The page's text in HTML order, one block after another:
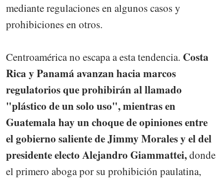
mediante regulaciones en algunos casos y
prohibiciones en otros.
Centroamérica no escapa a esta tendencia. Costa
Rica y Panamá avanzan hacia marcos
regulatorios que prohibirán al llamado
"plástico de un solo uso", mientras en
Guatemala hay un choque de opiniones entre
el gobierno saliente de Jimmy Morales y el del
presidente electo Alejandro Giammattei,donde
el primero aboga por su prohibición paulatina,